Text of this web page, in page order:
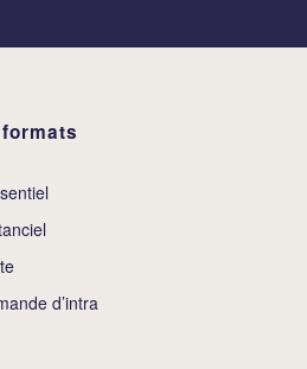
d’intra